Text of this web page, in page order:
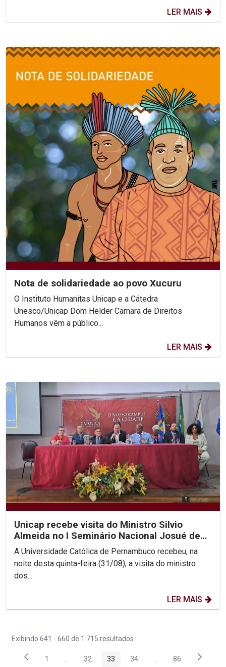
LER MAIS
Nota de solidariedade ao povo Xucuru
O Instituto Humanitas Unicap e a Cátedra
Unesco/Unicap Dom Helder Camara de Direitos
Humanos vêm a público...
LER MAIS
Unicap recebe visita do Ministro Silvio
Almeida no I Seminário Nacional Josué de
Castro e o...
A Universidade Católica de Pernambuco recebeu, na
noite desta quinta-feira (31/08), a visita do ministro
dos...
LER MAIS
Exibindo 641 - 660 de 1.715 resultados.
Página
1 ...Páginas intermediárias Usar ABA para navegar.
Página
32 Página
33 Página
34 ...PáginasPágina
86